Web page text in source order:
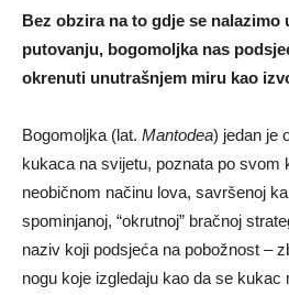
Bez obzira na to gdje se nalazimo
putovanju, bogomoljka nas
okrenuti unutrašnjem miru kao
Bogomoljka (lat. Mantodea) jedan je
kukaca na svijetu, poznata po svom
neobičnom načinu lova, savršenoj
spominjanoj, “okrutnoj” bračnoj
naziv koji podsjeća na pobožnost –
nogu koje izgledaju kao da se kukac